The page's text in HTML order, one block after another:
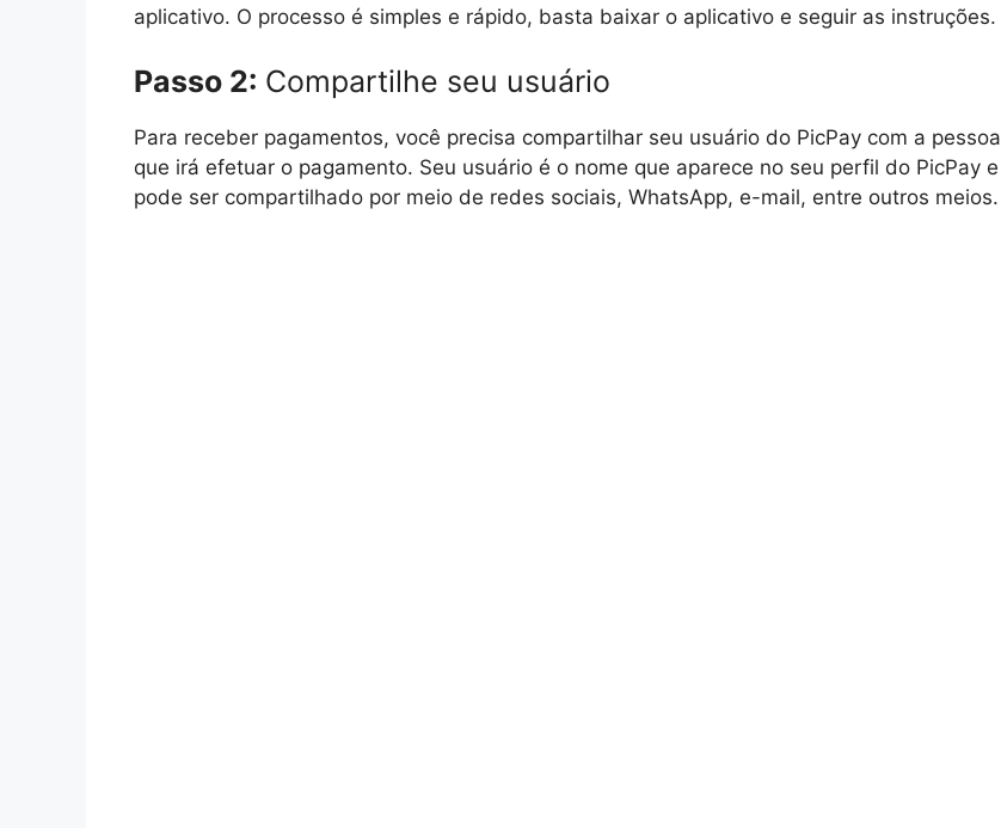
aplicativo. O processo é simples e rápido, basta baixar o aplicativo e seguir as instruções.
Passo 2: Compartilhe seu usuário
Para receber pagamentos, você precisa compartilhar seu usuário do PicPay com a pessoa
que irá efetuar o pagamento. Seu usuário é o nome que aparece no seu perfil do PicPay e
pode ser compartilhado por meio de redes sociais, WhatsApp, e-mail, entre outros meios.